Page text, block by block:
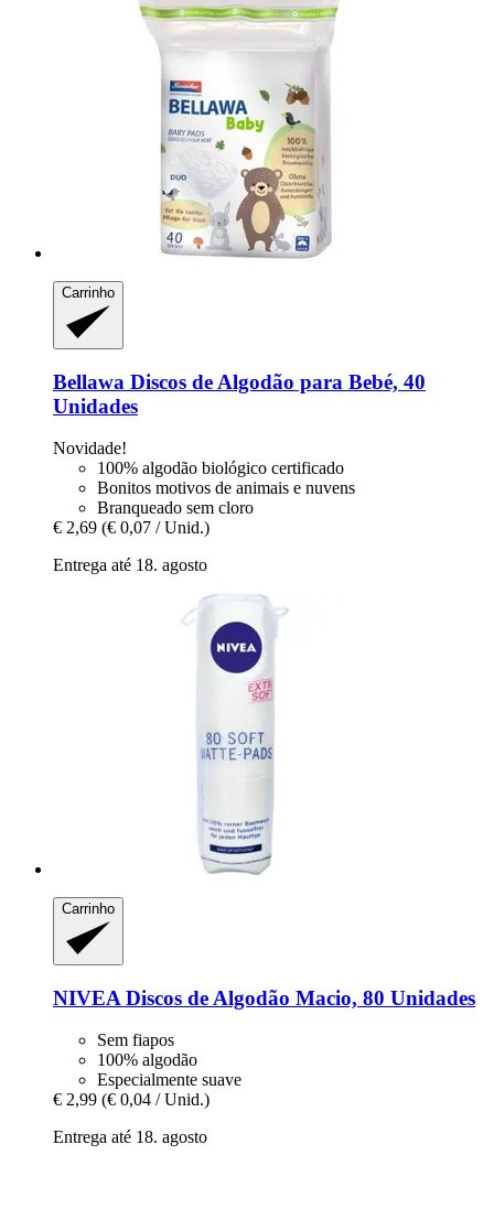
Carrinho
Bellawa Discos de Algodão para Bebé, 40
Unidades
Novidade!
100% algodão biológico certificado
Bonitos motivos de animais e nuvens
Branqueado sem cloro
€ 2,69 (€ 0,07 / Unid.)
Entrega até 18. agosto
Carrinho
NIVEA Discos de Algodão Macio, 80 Unidades
Sem fiapos
100% algodão
Especialmente suave
€ 2,99 (€ 0,04 / Unid.)
Entrega até 18. agosto